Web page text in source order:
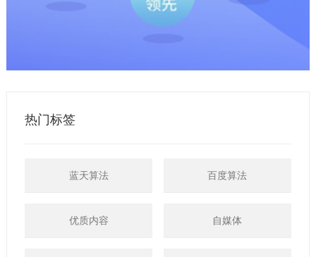
热门标签
蓝天算法 百度算法
优质内容 自媒体